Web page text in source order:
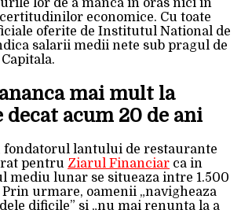
lor de a manca in oras nici in
economice. Cu toate
oferite de Institutul National de
salarii medii nete sub pragul de
mai mult la
acum 20 de ani
fondatorul lantului de restaurante
pentru Ziarul Financiar ca in
mediu lunar se situeaza intre 1.500
urmare, oamenii „navigheaza
dificile” si „nu mai renunta la a